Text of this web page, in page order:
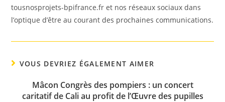
tousnosprojets-bpifrance.fr et nos réseaux sociaux dans
l’optique d’être au courant des prochaines communications.
VOUS DEVRIEZ ÉGALEMENT AIMER
Mâcon Congrès des pompiers : un concert
caritatif de Cali au profit de l’Œuvre des pupilles